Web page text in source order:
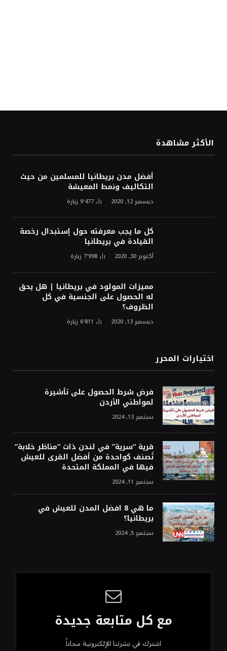
الأكثر مشاهدة
أفضل مدن بريطانيا للمسلمين من حيث
التكاليف ونمط المعيشة
ديسمبر 12, 2020 9٬477 زيارة
كل ما يجب معرفته حول إستبدال رخصة
القيادة في بريطانيا
أكتوبر 30, 2020 7٬998 زيارة
مميزات المولود في بريطانيا | هل يحق
له الحصول على الجنسية في كل
الظروف؟
ديسمبر 13, 2020 6٬811 زيارة
اختيارات المحرر
فرض شرط الحصول على تأشيرة
لمواطني الأردن
سبتمبر 13, 2024
قرية “سرية” في لندن ذات “مناظر خلابة”
تُصنف كواحدة من أفضل القرى للعيش
فيها في المملكة المتحدة
سبتمبر 11, 2024
ما هي 8 افضل المدن للعيش في
بريطانيا؟
سبتمبر 5, 2024
مع كل متابعة جديدة
اشترك في نشرتنا الإلكترونية مجاناً